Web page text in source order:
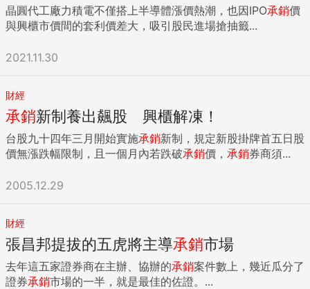
晶圓代工廠力積電不僅搭上半導體漲價熱潮，也因IPO承銷價
與興櫃市價間的套利價差大，吸引股民進場搶抽籤...
2021.11.30
財經
承銷新制養出飆股 興櫃解凍！
台股九十四年三月開始實施承銷新制，規定新股掛牌首五日股
價無漲跌幅限制，且一個月內若跌破承銷價， 承銷券商須...
2005.12.29
財經
張昌邦提拔的五虎將主導承銷市場
去年這五家證券商在主辦、協辦的承銷案件數上，幾近瓜分了
證券承銷市場的一半，就是最佳的佐證。...